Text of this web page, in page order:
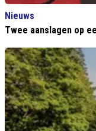
Nieuws
Twee aanslagen op